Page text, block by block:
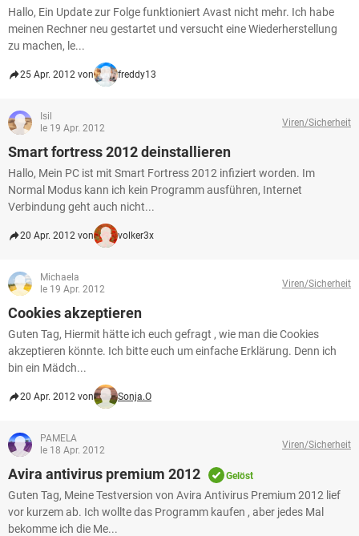
Hallo, Ein Update zur Folge funktioniert Avast nicht mehr. Ich habe
meinen Rechner neu gestartet und versucht eine Wiederherstellung
zu machen, le...
25 Apr. 2012 von freddy13
Isil
le 19 Apr. 2012
Viren/Sicherheit
Smart fortress 2012 deinstallieren
Hallo, Mein PC ist mit Smart Fortress 2012 infiziert worden. Im
Normal Modus kann ich kein Programm ausführen, Internet
Verbindung geht auch nicht...
20 Apr. 2012 von volker3x
Michaela
le 19 Apr. 2012
Viren/Sicherheit
Cookies akzeptieren
Guten Tag, Hiermit hätte ich euch gefragt , wie man die Cookies
akzeptieren könnte. Ich bitte euch um einfache Erklärung. Denn ich
bin ein Mädch...
20 Apr. 2012 von Sonja.O
PAMELA
le 18 Apr. 2012
Viren/Sicherheit
Avira antivirus premium 2012 Gelöst
Guten Tag, Meine Testversion von Avira Antivirus Premium 2012 lief
vor kurzem ab. Ich wollte das Programm kaufen , aber jedes Mal
bekomme ich die Me...